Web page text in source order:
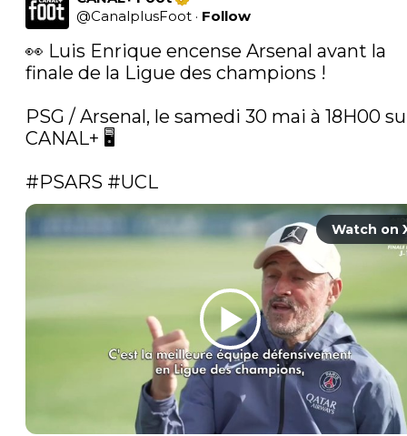
@CanalplusFoot · Follow
👀 Luis Enrique encense Arsenal avant la
finale de la Ligue des champions !
PSG / Arsenal, le samedi 30 mai à 18H00
CANAL+ 🖥️
#PSARS #UCL
Watch on